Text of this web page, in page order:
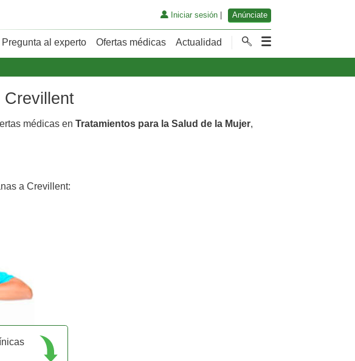
Iniciar sesión| Anúnciate
Pregunta al experto Ofertas médicas Actualidad
Crevillent
médicas en Tratamientos para la Salud de la Mujer,
a Crevillent: